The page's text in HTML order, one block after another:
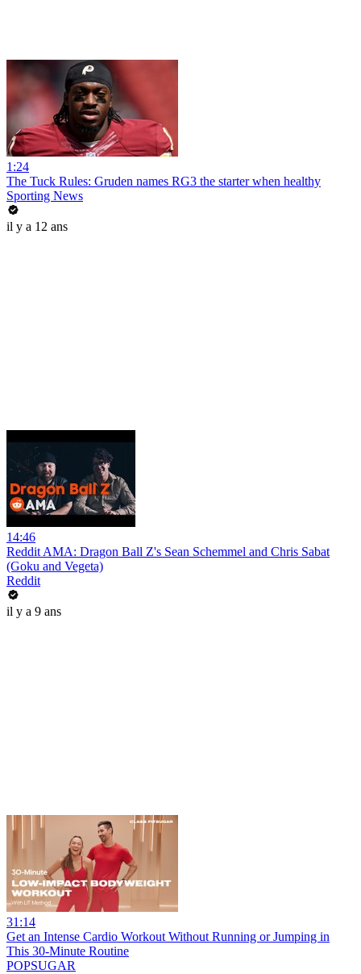
1:24
The Tuck Rules: Gruden names RG3 the starter when healthy
Sporting News
il y a 12 ans
14:46
Reddit AMA: Dragon Ball Z's Sean Schemmel and Chris Sabat
(Goku and Vegeta)
Reddit
il y a 9 ans
31:14
Get an Intense Cardio Workout Without Running or Jumping in
This 30-Minute Routine
POPSUGAR